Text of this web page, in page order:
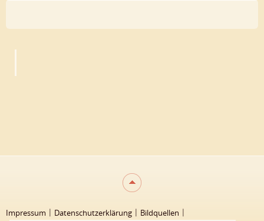
Impressum Datenschutzerklärung Bildquellen